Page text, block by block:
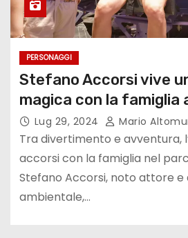
PERSONAGGI
Stefano Accorsi vive
magica con la famiglia
Lug 29, 2024 Mario
Tra divertimento e avventura,
accorsi con la famiglia nel
Stefano Accorsi, noto attore e
ambientale,…